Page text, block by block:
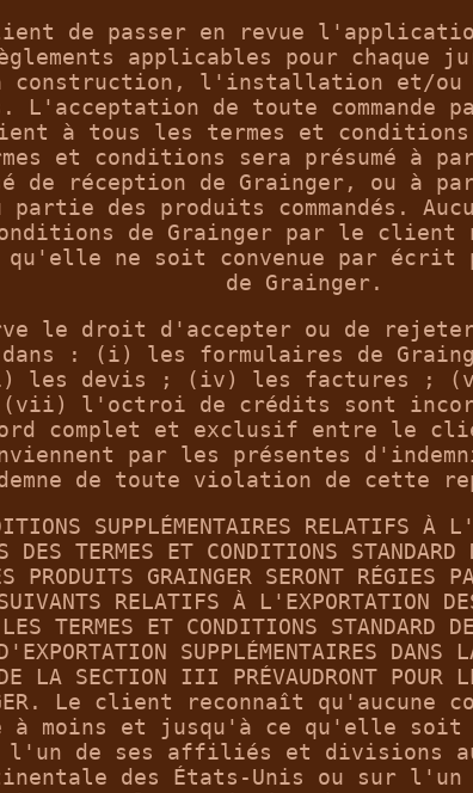
de passer en revue
applicables pour chaque
construction, l'installation et/
L'acceptation de toute commande
à tous les termes et
et conditions sera présumé à
de réception de Grainger, ou à
des produits commandés.
de Grainger par le client
qu'elle ne soit convenue par écrit
de Grainger.
le droit d'accepter ou de rejeter
: (i) les formulaires de
les devis ; (iv) les factures ;
(vii) l'octroi de crédits sont
complet et exclusif entre le
par les présentes
de toute violation de cette
SUPPLÉMENTAIRES RELATIFS À
DES TERMES ET CONDITIONS
PRODUITS GRAINGER SERONT RÉGIES
RELATIFS À L'EXPORTATION
TERMES ET CONDITIONS STANDARD
SUPPLÉMENTAIRES
LA SECTION III PRÉVAUDRONT POUR
Le client reconnaît qu'aucune
à moins et jusqu'à ce qu'elle
l'un de ses affiliés et divisions
des États-Unis ou sur l'un